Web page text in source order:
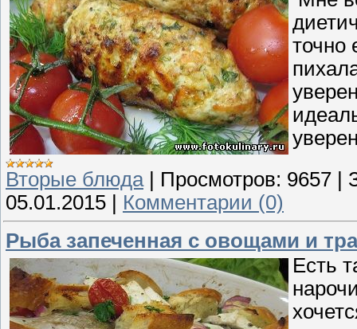
точно
Вторые блюда| Просмотров: 9657
05.01.2015
Комментарии (0)
Рыба запеченная с овощами и
Есть